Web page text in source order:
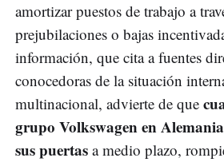
amortizar puestos de trabajo a
prejubilaciones o bajas
información, que cita a fuentes
conocedoras de la situación
multinacional, advierte de que
grupo Volkswagen en
sus puertas a medio plazo,